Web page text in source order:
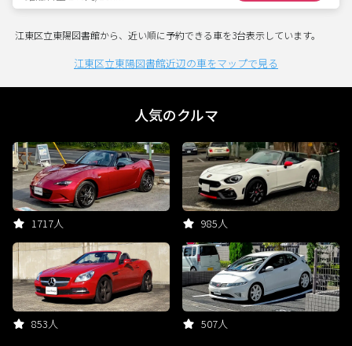
江東区立東陽図書館から、近い順に予約できる車を3台表示しています。
江東区立東陽図書館近辺の車をマップで見る
人気のクルマ
1717人 985人
853人 507人